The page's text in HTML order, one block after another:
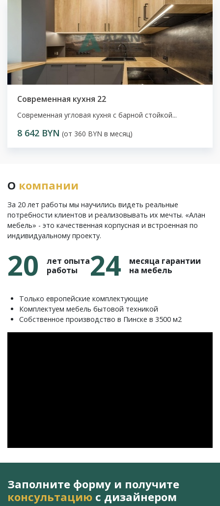
Современная кухня 22
Современная угловая кухня с барной стойкой...
8 642 BYN (от 360 BYN в месяц)
О компании
За 20 лет работы мы научились видеть реальные
потребности клиентов и реализовывать их мечты. «Алан
мебель» - это качественная корпусная и встроенная по
индивидуальному проекту.
20
лет опыта
работы
24
месяца гарантии
на мебель
Только европейские комплектующие
Комплектуем мебель бытовой техникой
Собственное производство в Пинске в 3500 м2
Заполните форму и получите
консультацию с дизайнером